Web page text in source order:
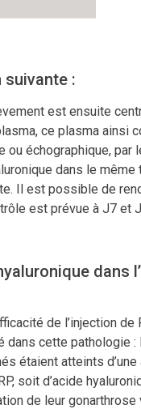
suivante :
est ensuite
ce plasma ainsi
ou échographique, par
dans le
Il est possible de
est prévue à J7 et
dans
de l’injection de
dans cette pathologie
étaient atteints
soit d’acide
de leur gonarthrose